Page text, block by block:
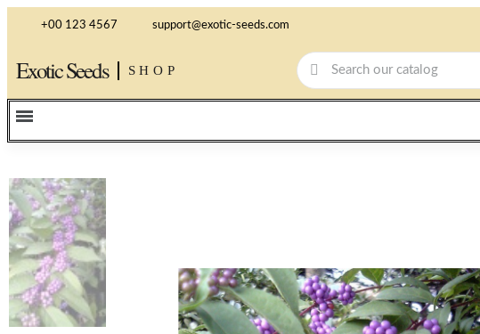
+00 123 4567 support@exotic-seeds.com
Exotic Seeds SHOP